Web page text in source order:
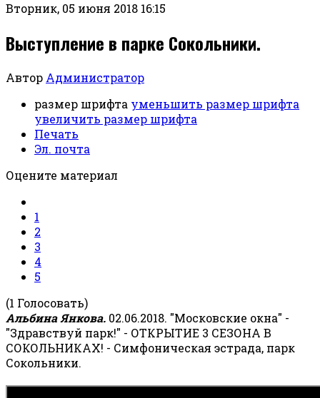
Вторник, 05 июня 2018 16:15
Выступление в парке Сокольники.
Автор Администратор
размер шрифта уменьшить размер шрифта
увеличить размер шрифта
Печать
Эл. почта
Оцените материал
1
2
3
4
5
(1 Голосовать)
Альбина Янкова. 02.06.2018. "Московские окна" -
"Здравствуй парк!" - ОТКРЫТИЕ 3 СЕЗОНА В
СОКОЛЬНИКАХ! - Симфоническая эстрада, парк
Сокольники.